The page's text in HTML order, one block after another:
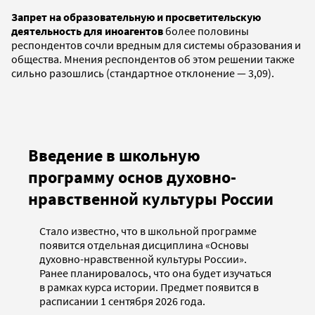
Запрет на образовательную и просветительскую
деятельность для иноагентовболее половины
респондентов сочли вредным для системы образования и
общества. Мнения респондентов об этом решении также
сильно разошлись (стандартное отклонение — 3,09).
Введение в школьную
программу основ духовно-
нравственной культуры России
Стало известно, что в школьной программе
появится отдельная дисциплина «Основы
духовно-нравственной культуры России».
Ранее планировалось, что она будет изучаться
в рамках курса истории. Предмет появится в
расписании 1 сентября 2026 года.